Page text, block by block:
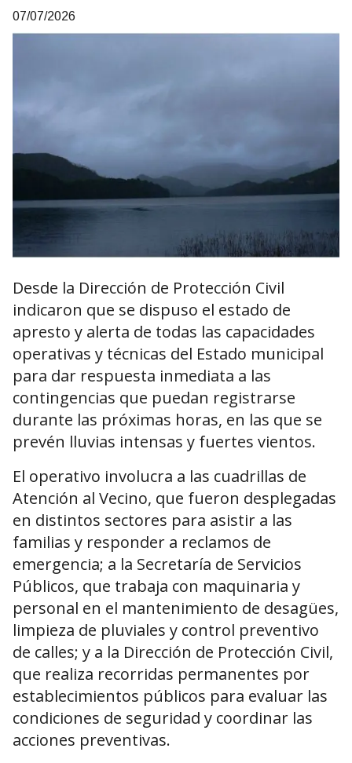
07/07/2026
Desde la Dirección de Protección Civil
indicaron que se dispuso el estado de
apresto y alerta de todas las capacidades
operativas y técnicas del Estado municipal
para dar respuesta inmediata a las
contingencias que puedan registrarse
durante las próximas horas, en las que se
prevén lluvias intensas y fuertes vientos.
El operativo involucra a las cuadrillas de
Atención al Vecino, que fueron desplegadas
en distintos sectores para asistir a las
familias y responder a reclamos de
emergencia; a la Secretaría de Servicios
Públicos, que trabaja con maquinaria y
personal en el mantenimiento de desagües,
limpieza de pluviales y control preventivo
de calles; y a la Dirección de Protección Civil,
que realiza recorridas permanentes por
establecimientos públicos para evaluar las
condiciones de seguridad y coordinar las
acciones preventivas.